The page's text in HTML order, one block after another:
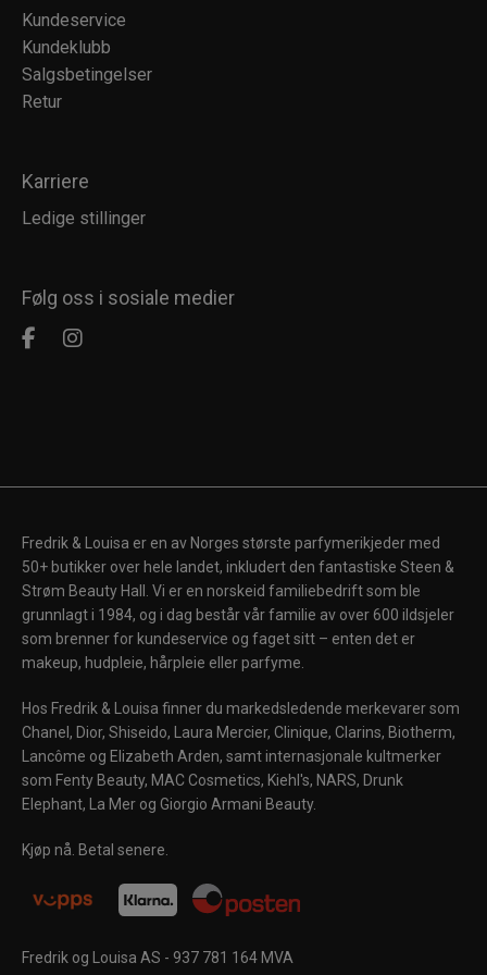
Kundeservice
Kundeklubb
Salgsbetingelser
Retur
Karriere
Ledige stillinger
Følg oss i sosiale medier
Fredrik & Louisa er en av Norges største parfymerikjeder med
50+ butikker over hele landet, inkludert den fantastiske Steen &
Strøm Beauty Hall. Vi er en norskeid familiebedrift som ble
grunnlagt i 1984, og i dag består vår familie av over 600 ildsjeler
som brenner for kundeservice og faget sitt – enten det er
makeup, hudpleie, hårpleie eller parfyme.
Hos Fredrik & Louisa finner du markedsledende merkevarer som
Chanel, Dior, Shiseido, Laura Mercier, Clinique, Clarins, Biotherm,
Lancôme og Elizabeth Arden, samt internasjonale kultmerker
som Fenty Beauty, MAC Cosmetics, Kiehl's, NARS, Drunk
Elephant, La Mer og Giorgio Armani Beauty.
Kjøp nå. Betal senere.
Fredrik og Louisa AS - 937 781 164 MVA